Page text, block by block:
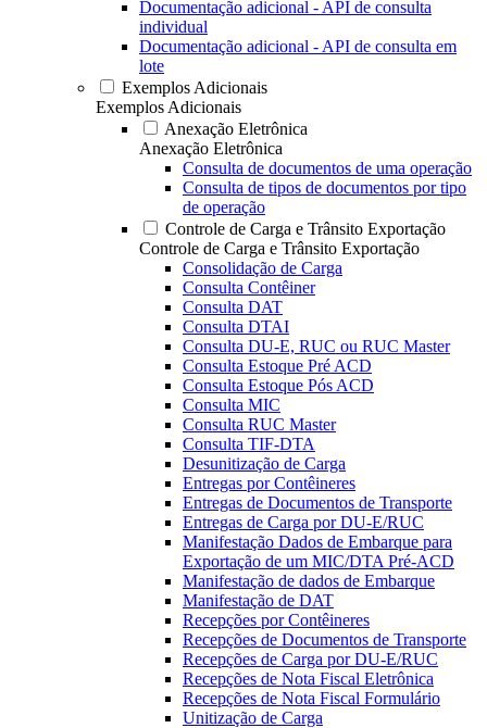
Documentação adicional - API de consulta
individual
Documentação adicional - API de consulta em
lote
Exemplos Adicionais
Exemplos Adicionais
Anexação Eletrônica
Anexação Eletrônica
Consulta de documentos de uma operação
Consulta de tipos de documentos por tipo
de operação
Controle de Carga e Trânsito Exportação
Controle de Carga e Trânsito Exportação
Consolidação de Carga
Consulta Contêiner
Consulta DAT
Consulta DTAI
Consulta DU-E, RUC ou RUC Master
Consulta Estoque Pré ACD
Consulta Estoque Pós ACD
Consulta MIC
Consulta RUC Master
Consulta TIF-DTA
Desunitização de Carga
Entregas por Contêineres
Entregas de Documentos de Transporte
Entregas de Carga por DU-E/RUC
Manifestação Dados de Embarque para
Exportação de um MIC/DTA Pré-ACD
Manifestação de dados de Embarque
Manifestação de DAT
Recepções por Contêineres
Recepções de Documentos de Transporte
Recepções de Carga por DU-E/RUC
Recepções de Nota Fiscal Eletrônica
Recepções de Nota Fiscal Formulário
Unitização de Carga